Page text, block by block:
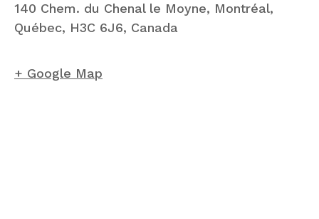
140 Chem. du Chenal le Moyne, Montréal,
Québec, H3C 6J6, Canada
+ Google Map